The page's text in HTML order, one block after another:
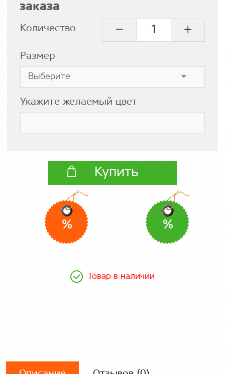
заказа
Количество
Размер
Укажите желаемый цвет
Купить
% %
Товар в наличии